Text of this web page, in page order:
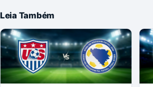
Leia Também